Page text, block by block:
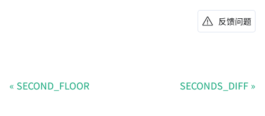
反馈问题
SECOND_FLOOR SECONDS_DIFF